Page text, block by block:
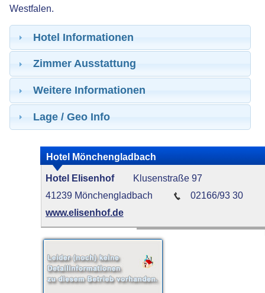
Westfalen.
Hotel Informationen
Zimmer Ausstattung
Weitere Informationen
Lage / Geo Info
Hotel Mönchengladbach
Hotel Elisenhof
Klusenstraße 97
41239 Mönchengladbach
02166/93 30
www.elisenhof.de